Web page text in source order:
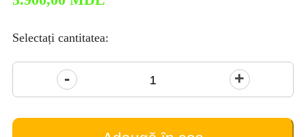
Selectați cantitatea:
Cantitate
Centrifuga
AVV-